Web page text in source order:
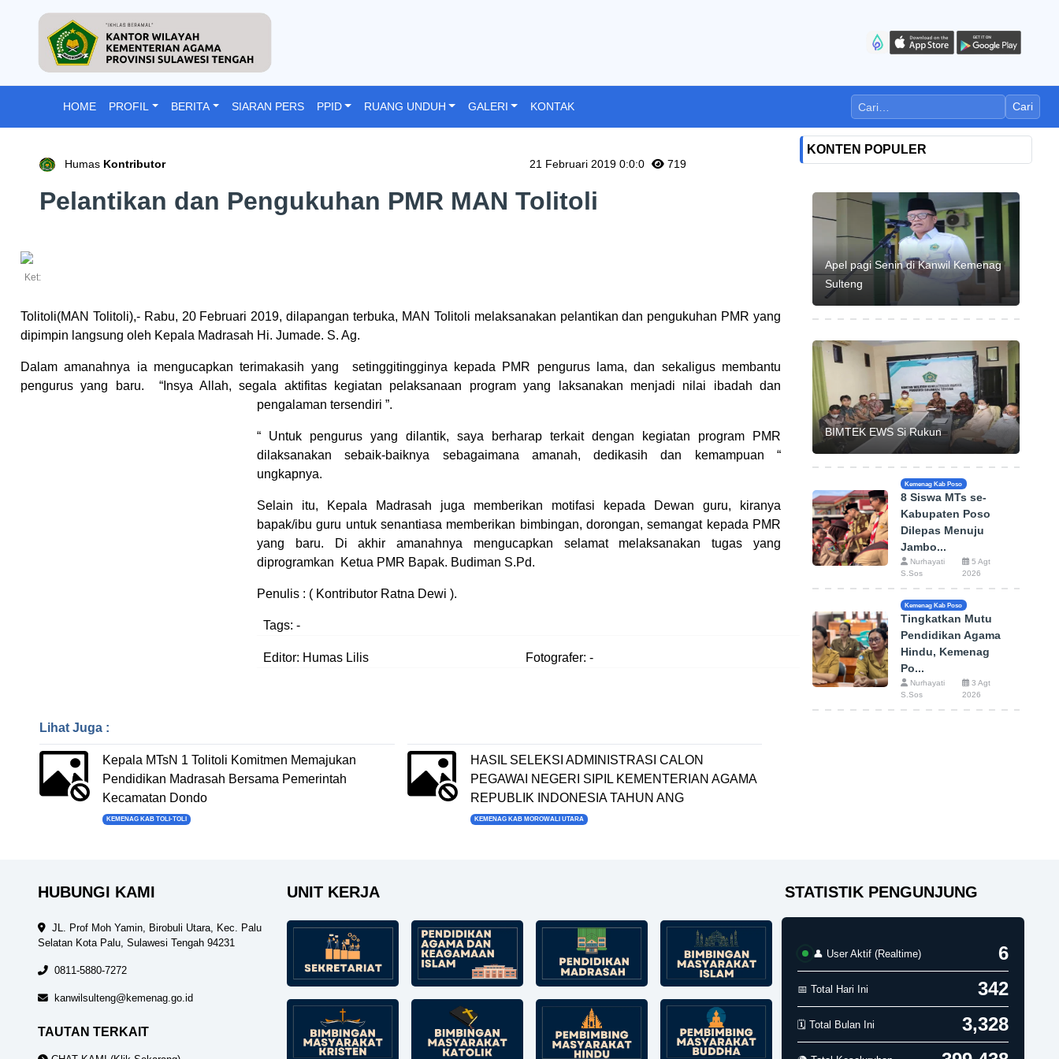
HOME PROFIL BERITA SIARAN PERS PPID RUANG UNDUH GALERI KONTAK Cari
Humas Kontributor 21 Februari 2019 0:0:0 719
Pelantikan dan Pengukuhan PMR MAN Tolitoli
Ket:
Tolitoli(MAN Tolitoli),- Rabu, 20 Februari 2019, dilapangan terbuka, MAN Tolitoli melaksanakan pelantikan dan pengukuhan PMR yang
dipimpin langsung oleh Kepala Madrasah Hi. Jumade. S. Ag.
Dalamamanahnya ia mengucapkan terimakasih yang setinggitingginya kepada PMR pengurus lama,dan sekaligus membantu
pengurus yang baru.
“Insya Allah, segala aktifitas kegiatan pelaksanaan program yang laksanakan menjadi nilai ibadah dan
pengalaman tersendiri ”.
“ Untuk pengurus yang dilantik, saya berharap terkait dengan kegiatan program PMR
dilaksanakan sebaik-baiknya sebagaimana amanah, dedikasih dan kemampuan “
ungkapnya.
Selain itu, Kepala Madrasah juga memberikan motifasi kepada Dewan guru, kiranya
bapak/ibu guru untuk senantiasa memberikan bimbingan, dorongan, semangat kepada PMR
yang baru. Di akhir amanahnya mengucapkan selamat melaksanakan tugas yang
diprogramkan Ketua PMR Bapak. Budiman S.Pd.
Penulis : ( Kontributor Ratna Dewi ).
Tags: -
Editor: Humas Lilis Fotografer: -
Lihat Juga :
Kepala MTsN 1 Tolitoli Komitmen Memajukan
Pendidikan Madrasah Bersama Pemerintah
Kecamatan Dondo
KEMENAG KAB TOLI-TOLI
HASIL SELEKSI ADMINISTRASI CALON
PEGAWAI NEGERI SIPIL KEMENTERIAN AGAMA
REPUBLIK INDONESIA TAHUN ANG
KEMENAG KAB MOROWALI UTARA
KONTEN POPULER
Apel pagi Senin di Kanwil Kemenag
Sulteng
BIMTEK EWS Si Rukun
Kemenag Kab Poso
8 Siswa MTs se-
Kabupaten Poso
Dilepas Menuju
Jambo...
Nurhayati
S.Sos
5 Agt
2026
Kemenag Kab Poso
Tingkatkan Mutu
Pendidikan Agama
Hindu, Kemenag
Po...
Nurhayati
S.Sos
3 Agt
2026
HUBUNGI KAMI
JL. Prof Moh Yamin, Birobuli Utara, Kec. Palu
Selatan Kota Palu, Sulawesi Tengah 94231
0811-5880-7272
kanwilsulteng@kemenag.go.id
TAUTAN TERKAIT
UNIT KERJA STATISTIK PENGUNJUNG
👤 User Aktif (Realtime) 16
📅 Total Hari Ini 342
🗓️ Total Bulan Ini 3,328